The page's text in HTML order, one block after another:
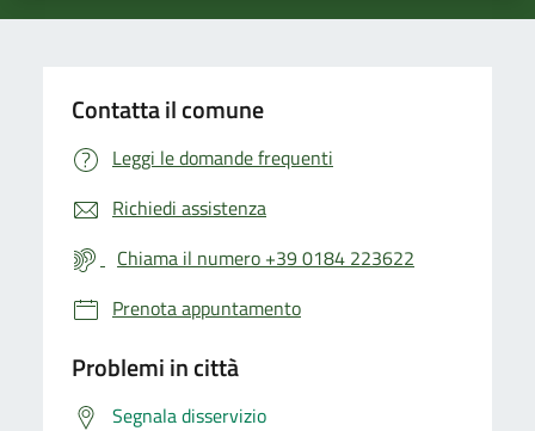
Contatta il comune
Leggi le domande frequenti
Richiedi assistenza
Chiama il numero +39 0184 223622
Prenota appuntamento
Problemi in città
Segnala disservizio